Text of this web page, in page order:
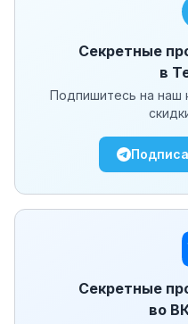
Секретные
в
Подпишитесь на наш
Секретные
во